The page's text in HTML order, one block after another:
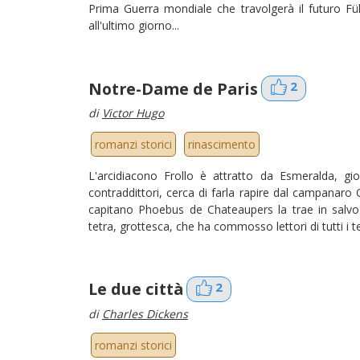
Prima Guerra mondiale che travolgerà il futuro
all'ultimo giorno...
Notre-Dame de Paris 2
di Victor Hugo
romanzi storici rinascimento
L'arcidiacono Frollo è attratto da Esmeralda,
contraddittori, cerca di farla rapire dal
capitano Phoebus de Chateaupers la trae in
tetra, grottesca, che ha commosso lettori di tutti i
Le due città 2
di Charles Dickens
romanzi storici